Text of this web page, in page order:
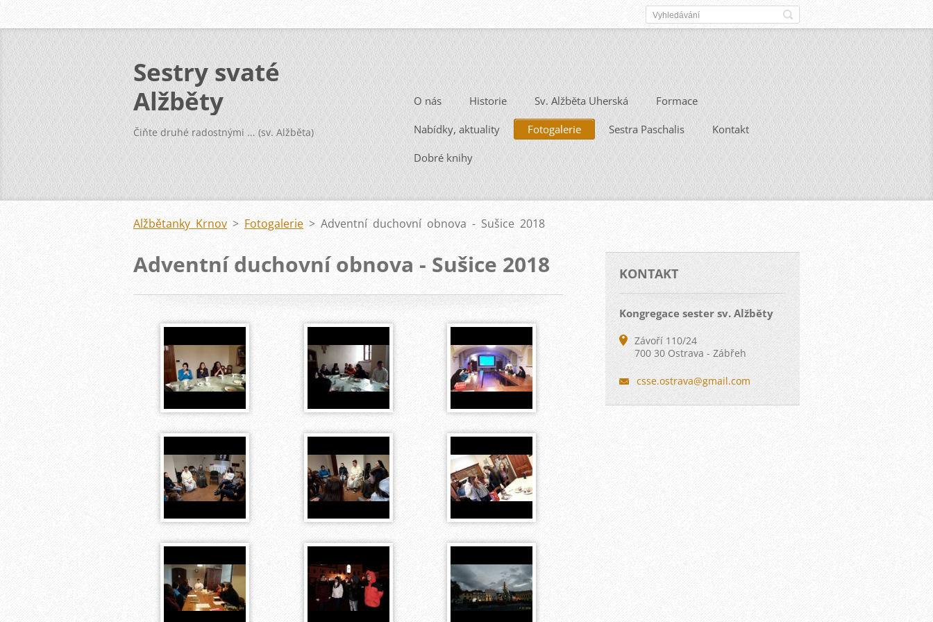
Sestry svaté
Alžběty
Čiňte druhé radostnými ... (sv. Alžběta)
O nás Historie Sv. Alžběta Uherská Formace
Nabídky, aktuality Fotogalerie Sestra Paschalis Kontakt
Dobré knihy
Alžbětanky Krnov > Fotogalerie > Adventní duchovní obnova - Sušice 2018
Adventní duchovní obnova - Sušice 2018 KONTAKT
Kongregace sester sv. Alžběty
Závoří 110/24
700 30 Ostrava - Zábřeh
csse.ostrava@gmail.com